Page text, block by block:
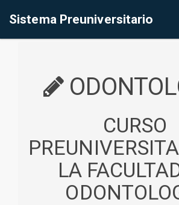
Sistema Preuniversitario
CURSO
LA